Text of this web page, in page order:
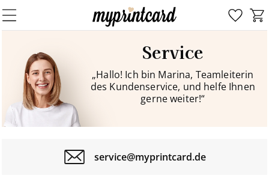
Service
„Hallo! Ich bin Marina, Teamleiterin
des Kundenservice, und helfe Ihnen
gerne weiter!“
service@myprintcard.de